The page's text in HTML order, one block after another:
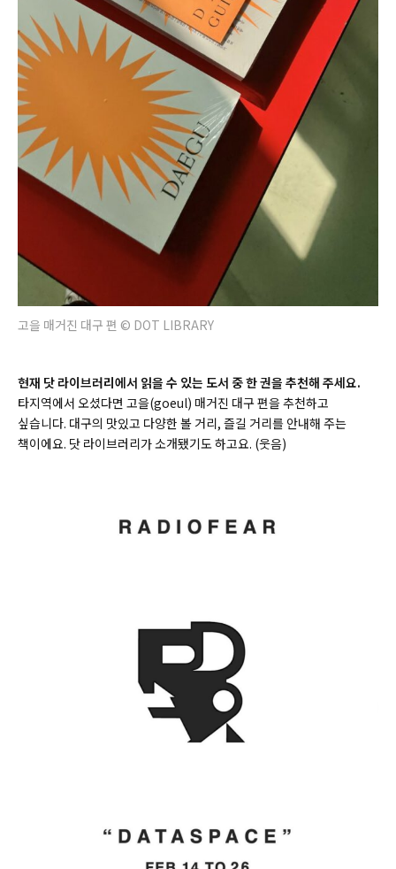
고을 매거진 대구 편 © DOT LIBRARY
현재 닷 라이브러리에서 읽을 수 있는 도서 중 한 권을 추천해 주세요.
타지역에서 오셨다면 고을(goeul) 매거진 대구 편을 추천하고
싶습니다. 대구의 맛있고 다양한 볼 거리, 즐길 거리를 안내해 주는
책이에요. 닷 라이브러리가 소개됐기도 하고요. (웃음)